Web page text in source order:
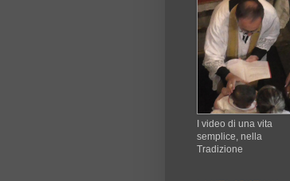
I video di una vita
semplice, nella
Tradizione